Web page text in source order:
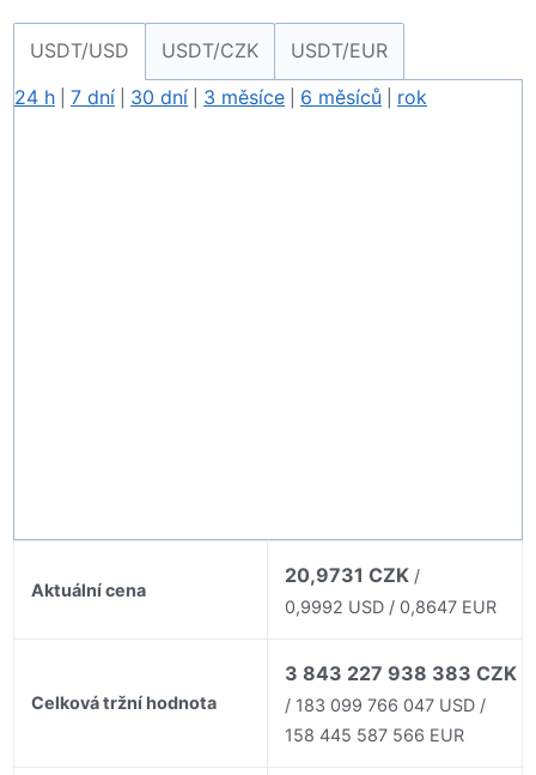
USDT/USD USDT/CZK
USDT/EUR
24 h
7 dní 30 dní 3 měsíce 6 měsíců rok
Aktuální cena
20,9731 CZK /
0,9992 USD / 0,8647 EUR
Celková tržní hodnota
3 843 227 938 383 CZK
/ 183 099 766 047 USD /
158 445 587 566 EUR